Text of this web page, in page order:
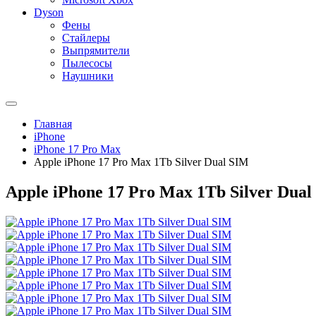
Dyson
Фены
Стайлеры
Выпрямители
Пылесосы
Наушники
Главная
iPhone
iPhone 17 Pro Max
Apple iPhone 17 Pro Max 1Tb Silver Dual SIM
Apple iPhone 17 Pro Max 1Tb Silver